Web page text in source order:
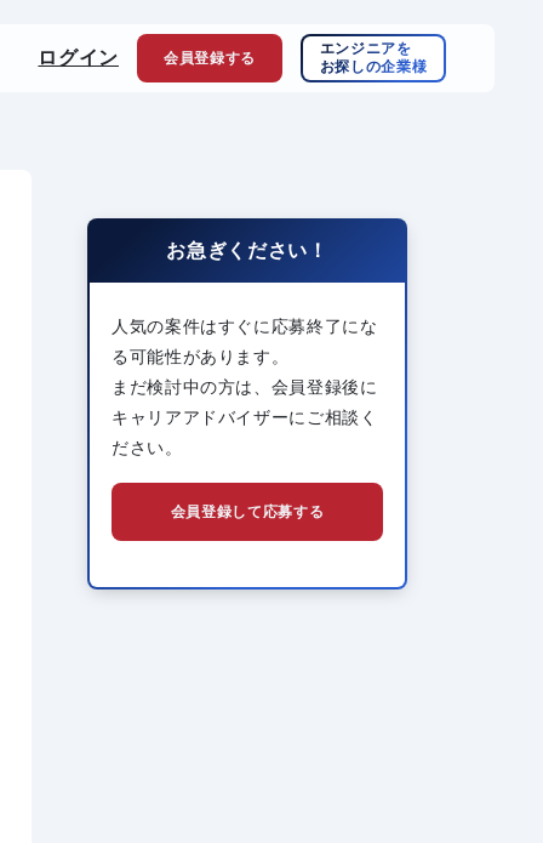
ログイン 会員登録する
エンジニアを
お探しの企業様
お急ぎください！
人気の案件はすぐに応募終了にな
る可能性があります。
まだ検討中の方は、会員登録後に
キャリアアドバイザーにご相談く
ださい。
会員登録して応募する